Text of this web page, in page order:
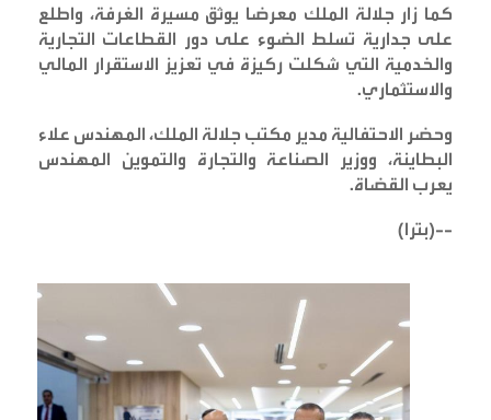
كما زار جلالة الملك معرضا يوثق مسيرة الغرفة، واطلع
على جدارية تسلط الضوء على دور القطاعات التجارية
والخدمية التي شكلت ركيزة في تعزيز الاستقرار المالي
والاستثماري.
وحضر الاحتفالية مدير مكتب جلالة الملك، المهندس علاء
البطاينة، ووزير الصناعة والتجارة والتموين المهندس
يعرب القضاة.
--(بترا)